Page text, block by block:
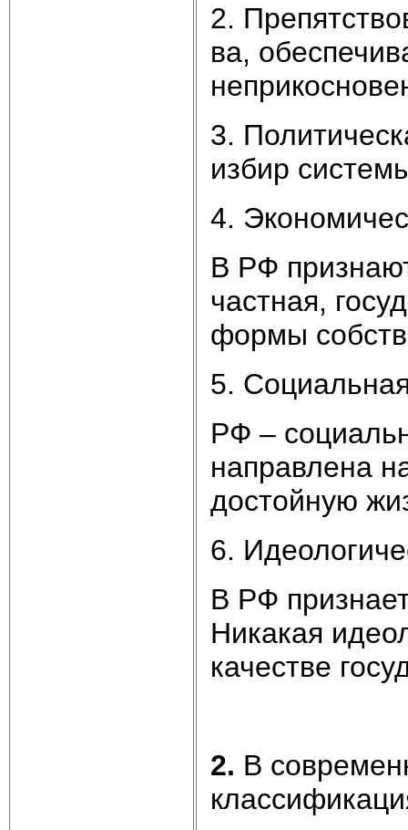
2.
ва,
3.
избир
4.
В РФ
частная,
формы
5.
РФ –
направлена
достойную
6.
В РФ
Никакая
качестве
2. В